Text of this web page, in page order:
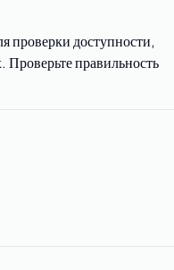
проверки доступности,
Проверьте правильность